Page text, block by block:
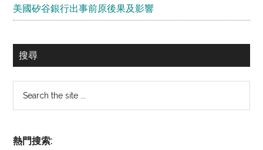
美國矽谷銀行出事前原後果及影響
搜尋
...
熱門搜索: